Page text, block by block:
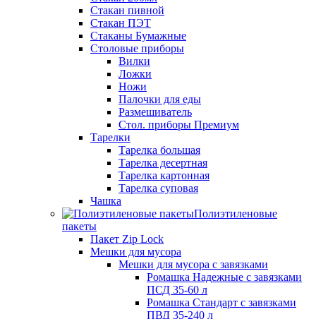
Стакан пивной
Стакан ПЭТ
Стаканы Бумажные
Столовые приборы
Вилки
Ложки
Ножи
Палочки для еды
Размешиватель
Стол. приборы Премиум
Тарелки
Тарелка большая
Тарелка десертная
Тарелка картонная
Тарелка суповая
Чашка
Полиэтиленовые
пакеты
Пакет Zip Lock
Мешки для мусора
Мешки для мусора с завязками
Ромашка Надежные с завязками
ПСД 35-60 л
Ромашка Стандарт с завязками
ПВД 35-240 л